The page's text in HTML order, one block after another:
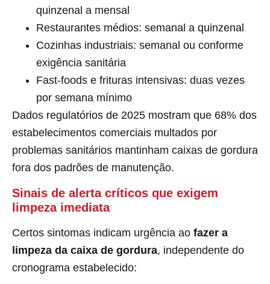
quinzenal a mensal
Restaurantes médios: semanal a quinzenal
Cozinhas industriais: semanal ou conforme
exigência sanitária
Fast-foods e frituras intensivas: duas vezes
por semana mínimo
Dados regulatórios de 2025 mostram que 68% dos
estabelecimentos comerciais multados por
problemas sanitários mantinham caixas de gordura
fora dos padrões de manutenção.
Sinais de alerta críticos que exigem
limpeza imediata
Certos sintomas indicam urgência ao fazer a
limpeza da caixa de gordura, independente do
cronograma estabelecido: